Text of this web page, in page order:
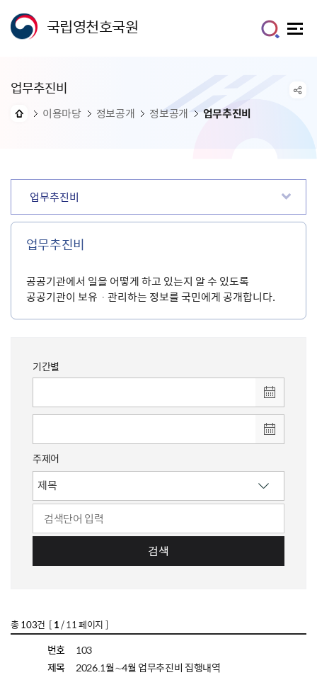
국립영천호국원
업무추진비
이용마당 정보공개 정보공개 업무추진비
업무추진비
업무추진비
공공기관에서 일을 어떻게 하고 있는지 알 수 있도록
공공기관이 보유ㆍ관리하는 정보를 국민에게 공개합니다.
기간별
주제어
검색
총103건 [ 1/ 11 페이지 ]
번호
103
제목
2026.1월∼4월 업무추진비 집행내역